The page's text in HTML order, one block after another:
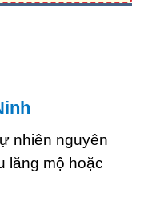
nhiên nguyên
lăng mộ hoặc